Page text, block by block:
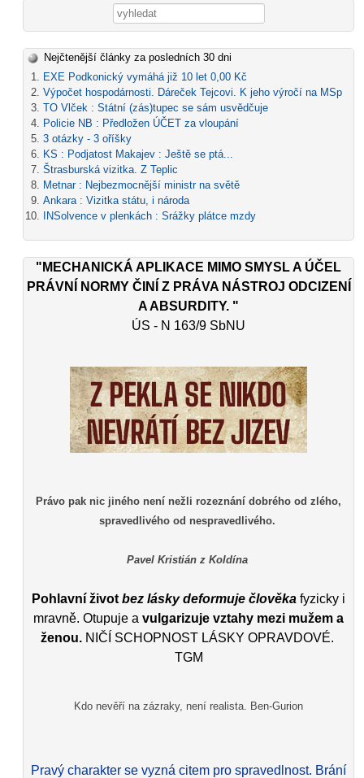
Vyhledávání
Nejčtenější články za posledních 30 dni
EXE Podkonický vymáhá již 10 let 0,00 Kč
Výpočet hospodárnosti. Dáreček Tejcovi. K jeho výročí na MSp
TO Vlček : Státní (zás)tupec se sám usvědčuje
Policie NB : Předložen ÚČET za vloupání
3 otázky - 3 oříšky
KS : Podjatost Makajev : Ještě se ptá...
Štrasburská vizitka. Z Teplic
Metnar : Nejbezmocnější ministr na světě
Ankara : Vizitka státu, i národa
INSolvence v plenkách : Srážky plátce mzdy
"MECHANICKÁ APLIKACE MIMO SMYSL A ÚČEL
PRÁVNÍ NORMY ČINÍ Z PRÁVA NÁSTROJ ODCIZENÍ
A ABSURDITY. "
ÚS - N 163/9 SbNU
Právo pak nic jiného není nežli rozeznání dobrého od zlého,
spravedlivého od nespravedlivého.
Pavel Kristián z Koldína
Pohlavní život bez lásky deformuje člověka fyzicky i
mravně. Otupuje avulgarizuje vztahy mezi mužem a
ženou. NIČÍ SCHOPNOST LÁSKY OPRAVDOVÉ.
TGM
Kdo nevěří na zázraky, není realista. Ben-Gurion
Pravý charakter se vyzná citem pro spravedlnost. Brání